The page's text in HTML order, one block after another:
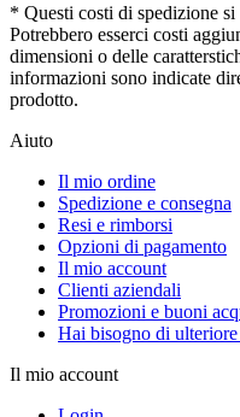
* Questi costi di spedizione
Potrebbero esserci costi
dimensioni o delle
informazioni sono indicate
prodotto.
Aiuto
Il mio ordine
Spedizione e consegna
Resi e rimborsi
Opzioni di pagamento
Il mio account
Clienti aziendali
Promozioni e buoni
Hai bisogno di
Il mio account